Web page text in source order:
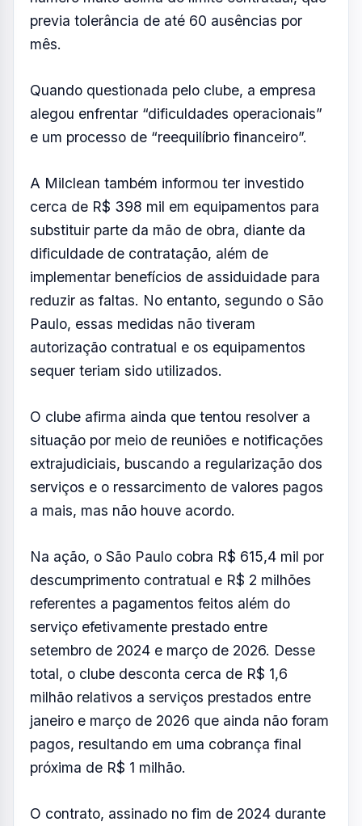
implementar benefícios de assiduidade para
reduzir as faltas. No entanto, segundo o São
autorização contratual e os equipamentos
sequer teriam sido utilizados.
situação por meio de reuniões e notificações
extrajudiciais, buscando a regularização dos
serviços e o ressarcimento de valores pagos
a mais, mas não houve acordo.
Na ação, o São Paulo cobra R$ 615,4 mil por
descumprimento contratual e R$ 2 milhões
referentes a pagamentos feitos além do
serviço efetivamente prestado entre
total, o clube desconta cerca de R$ 1,6
milhão relativos a serviços prestados entre
janeiro e março de 2026 que ainda não foram
pagos, resultando em uma cobrança final
próxima de R$ 1 milhão.
O contrato, assinado no fim de 2024 durante
a gestão do presidente Júlio Casares, previa
pagamento mensal de aproximadamente R$
570 mil para a disponibilização de 96
funcionários por dia na limpeza da sede
social do clube, com validade até 14 de junho
de 2027.